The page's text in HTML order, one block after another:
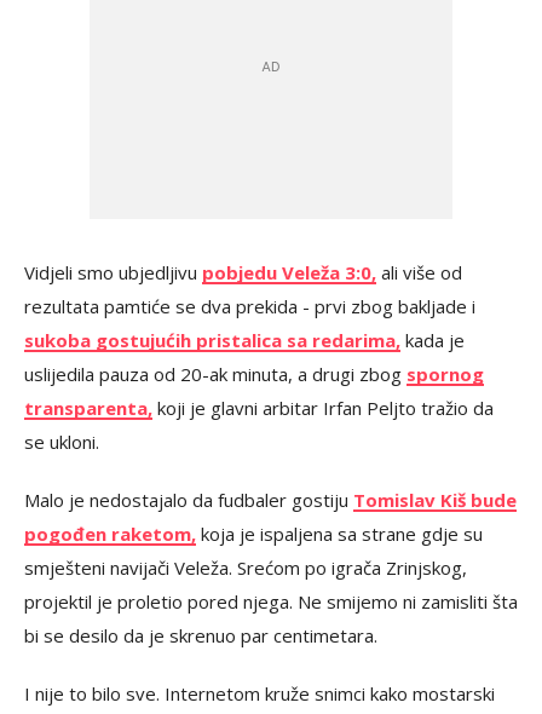
Vidjeli smo ubjedljivu pobjedu Veleža 3:0, ali više od
rezultata pamtiće se dva prekida - prvi zbog bakljade i
sukoba gostujućih pristalica sa redarima, kada je
uslijedila pauza od 20-ak minuta, a drugi zbog spornog
transparenta, koji je glavni arbitar Irfan Peljto tražio da
se ukloni.
Malo je nedostajalo da fudbaler gostiju Tomislav Kiš bude
pogođen raketom, koja je ispaljena sa strane gdje su
smješteni navijači Veleža. Srećom po igrača Zrinjskog,
projektil je proletio pored njega. Ne smijemo ni zamisliti šta
bi se desilo da je skrenuo par centimetara.
I nije to bilo sve. Internetom kruže snimci kako mostarski